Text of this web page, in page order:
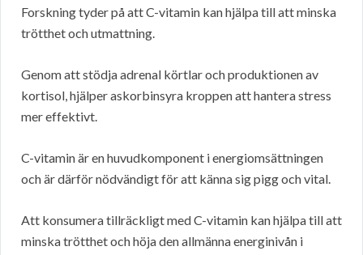
Forskning tyder på att C-vitamin kan hjälpa till att minska
trötthet och utmattning.
Genom att stödja adrenal körtlar och produktionen av
kortisol, hjälper askorbinsyra kroppen att hantera stress
mer effektivt.
C-vitamin är en huvudkomponent i energiomsättningen
och är därför nödvändigt för att känna sig pigg och vital.
Att konsumera tillräckligt med C-vitamin kan hjälpa till att
minska trötthet och höja den allmänna energinivån i